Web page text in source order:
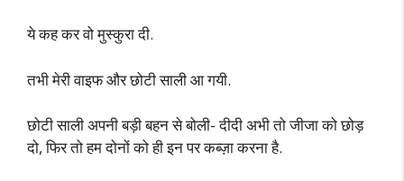
ये कह कर वो मुस्कुरा दी.
तभी मेरी वाइफ और छोटी साली आ गयी.
छोटी साली अपनी बड़ी बहन से बोली- दीदी अभी तो जीजा को छोड़
दो, फिर तो हम दोनों को ही इन पर कब्ज़ा करना है.